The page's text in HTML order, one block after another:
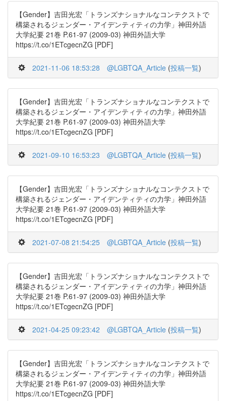
【Gender】吉田光宏「トランズナショナルなコンテクストで
構築されるジェンダー・アイデンティティの力学」神田外語
大学紀要 21巻 P.61-97 (2009-03) 神田外語大学
https://t.co/1ETcgecnZG [PDF]
2021-11-06 18:53:28 @LGBTQA_Article (投稿一覧)
【Gender】吉田光宏「トランズナショナルなコンテクストで
構築されるジェンダー・アイデンティティの力学」神田外語
大学紀要 21巻 P.61-97 (2009-03) 神田外語大学
https://t.co/1ETcgecnZG [PDF]
2021-09-10 16:53:23 @LGBTQA_Article (投稿一覧)
【Gender】吉田光宏「トランズナショナルなコンテクストで
構築されるジェンダー・アイデンティティの力学」神田外語
大学紀要 21巻 P.61-97 (2009-03) 神田外語大学
https://t.co/1ETcgecnZG [PDF]
2021-07-08 21:54:25 @LGBTQA_Article (投稿一覧)
【Gender】吉田光宏「トランズナショナルなコンテクストで
構築されるジェンダー・アイデンティティの力学」神田外語
大学紀要 21巻 P.61-97 (2009-03) 神田外語大学
https://t.co/1ETcgecnZG [PDF]
2021-04-25 09:23:42 @LGBTQA_Article (投稿一覧)
【Gender】吉田光宏「トランズナショナルなコンテクストで
構築されるジェンダー・アイデンティティの力学」神田外語
大学紀要 21巻 P.61-97 (2009-03) 神田外語大学
https://t.co/1ETcgecnZG [PDF]